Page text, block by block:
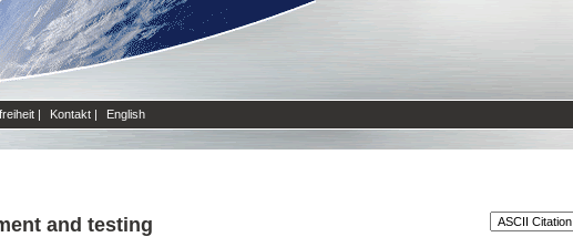
| Kontakt | English
and testing